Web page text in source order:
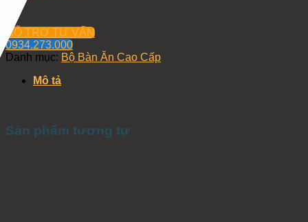
HỖ TRỢ TƯ VẤN
0934.273.000
Danh mục: Bộ Bàn Ăn Cao Cấp
Mô tả
Sản phẩm tương tự